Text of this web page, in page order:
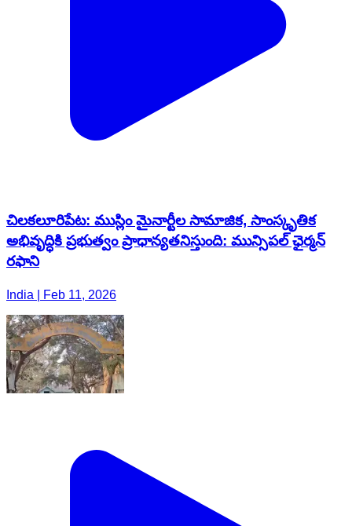
చిలకలూరిపేట: ముస్లిం మైనార్టీల సామాజిక, సాంస్కృతిక
అభివృద్ధికి ప్రభుత్వం ప్రాధాన్యతనిస్తుంది: మున్సిపల్ ఛైర్మన్
రఫాని
India | Feb 11, 2026